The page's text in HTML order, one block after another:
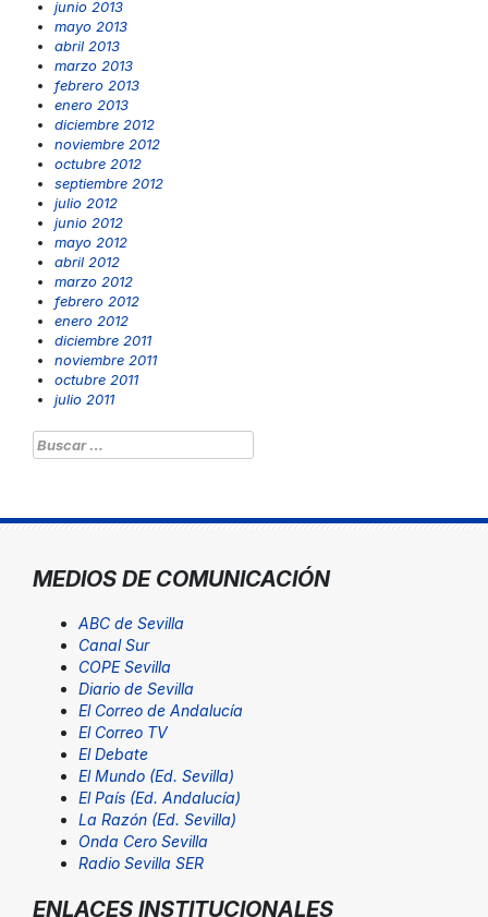
junio 2013
mayo 2013
abril 2013
marzo 2013
febrero 2013
enero 2013
diciembre 2012
noviembre 2012
octubre 2012
septiembre 2012
julio 2012
junio 2012
mayo 2012
abril 2012
marzo 2012
febrero 2012
enero 2012
diciembre 2011
noviembre 2011
octubre 2011
julio 2011
Buscar:
MEDIOS DE COMUNICACIÓN
ABC de Sevilla
Canal Sur
COPE Sevilla
Diario de Sevilla
El Correo de Andalucía
El Correo TV
El Debate
El Mundo (Ed. Sevilla)
El País (Ed. Andalucía)
La Razón (Ed. Sevilla)
Onda Cero Sevilla
Radio Sevilla SER
ENLACES INSTITUCIONALES